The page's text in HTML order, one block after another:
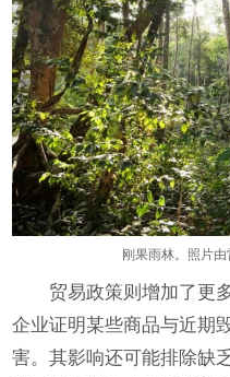
刚果雨林。照片由
贸易政策则增加了更
企业证明某些商品与近期
害。其影响还可能排除缺